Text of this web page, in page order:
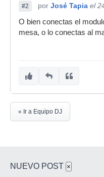
#2 por José Tapia el
O bien conectas el
mesa, o lo conectas al
« Ir a Equipo DJ
NUEVO POST ×